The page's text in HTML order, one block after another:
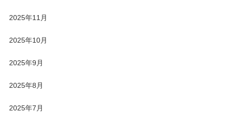
2025年11月
2025年10月
2025年9月
2025年8月
2025年7月